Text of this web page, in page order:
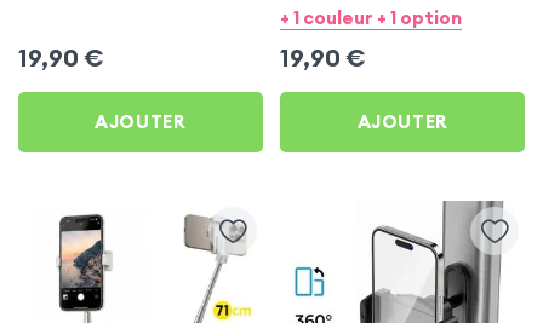
19,90 €
AJOUTER
Blanc pour Sony Xperia
+ 1 couleur + 1 option
19,90 €
AJOUTER